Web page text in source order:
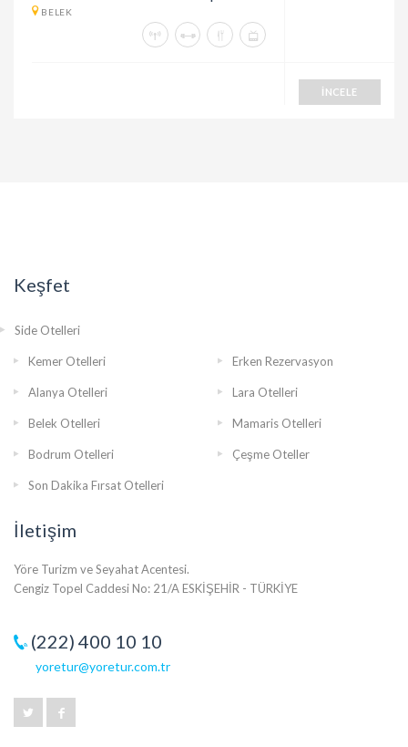
BELEK
İNCELE
Keşfet
Side Otelleri
Kemer Otelleri Erken Rezervasyon
Alanya Otelleri Lara Otelleri
Belek Otelleri Mamaris Otelleri
Bodrum Otelleri Çeşme Oteller
Son Dakika Fırsat Otelleri
İletişim
Yöre Turizm ve Seyahat Acentesi.
Cengiz Topel Caddesi No: 21/A ESKİŞEHİR - TÜRKİYE
(222) 400 10 10
yoretur@yoretur.com.tr